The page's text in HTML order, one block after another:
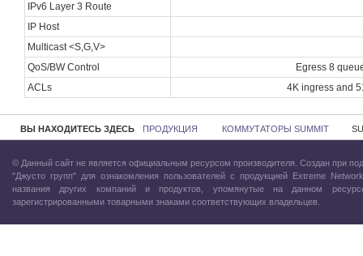
IPv6 Layer 3 Route
IP Host
Multicast <S,G,V>
QoS/BW Control
Egress 8
ACLs
4K ingress and
ВЫ НАХОДИТЕСЬ ЗДЕСЬ ПРОДУКЦИЯ КОММУТАТОРЫ SUMMIT
© Данный сайт не является официальным ресурсом производителя. Создан при
"Джусто групп" для ознакомления пользователей с продукцией Extreme
названия других компаний и продуктов, упомянутые на данном
зарегистрированными товарными знаками соответствующих владельцев.